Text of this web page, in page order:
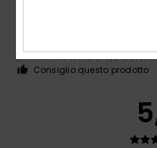
perfettaMateriale: 5/5 Colore
Consiglio questo prodotto
5